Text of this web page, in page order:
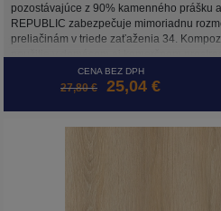
pozostávajúce z 90% kamenného prášku
REPUBLIC zabezpečuje mimoriadnu
preliačinám v triede zaťaženia 34.
použitie v domácom aj komerčnom
zachová farebnú stálosť dekoru po dlhé
mm, z čoho 1,5 mm tvorí integrovaná
CENA BEZ DPH
27,80 € 25,04 €